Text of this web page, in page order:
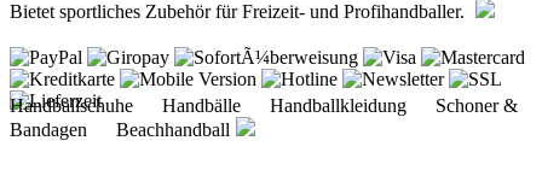
Bietet sportliches Zubehör für Freizeit- und Profihandballer.
Handballschuhe Handbälle Handballkleidung Schoner &
Bandagen Beachhandball